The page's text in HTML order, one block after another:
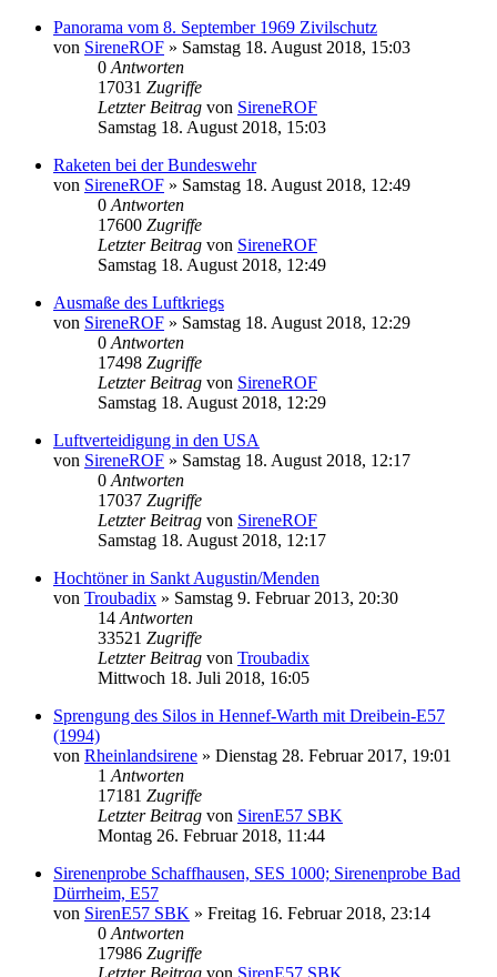
Panorama vom 8. September 1969 Zivilschutz
von SireneROF » Samstag 18. August 2018, 15:03
0 Antworten
17031 Zugriffe
Letzter Beitrag von SireneROF
Samstag 18. August 2018, 15:03
Raketen bei der Bundeswehr
von SireneROF » Samstag 18. August 2018, 12:49
0 Antworten
17600 Zugriffe
Letzter Beitrag von SireneROF
Samstag 18. August 2018, 12:49
Ausmaße des Luftkriegs
von SireneROF » Samstag 18. August 2018, 12:29
0 Antworten
17498 Zugriffe
Letzter Beitrag von SireneROF
Samstag 18. August 2018, 12:29
Luftverteidigung in den USA
von SireneROF » Samstag 18. August 2018, 12:17
0 Antworten
17037 Zugriffe
Letzter Beitrag von SireneROF
Samstag 18. August 2018, 12:17
Hochtöner in Sankt Augustin/Menden
von Troubadix » Samstag 9. Februar 2013, 20:30
14 Antworten
33521 Zugriffe
Letzter Beitrag von Troubadix
Mittwoch 18. Juli 2018, 16:05
Sprengung des Silos in Hennef-Warth mit Dreibein-E57
(1994)
von Rheinlandsirene » Dienstag 28. Februar 2017, 19:01
1 Antworten
17181 Zugriffe
Letzter Beitrag von SirenE57 SBK
Montag 26. Februar 2018, 11:44
Sirenenprobe Schaffhausen, SES 1000; Sirenenprobe Bad
Dürrheim, E57
von SirenE57 SBK » Freitag 16. Februar 2018, 23:14
0 Antworten
17986 Zugriffe
Letzter Beitrag von SirenE57 SBK